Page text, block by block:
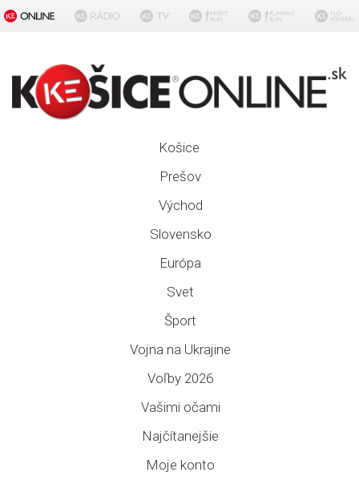
Košice
Prešov
Východ
Slovensko
Európa
Svet
Šport
Vojna na Ukrajine
Voľby 2026
Vašimi očami
Najčítanejšie
Moje konto